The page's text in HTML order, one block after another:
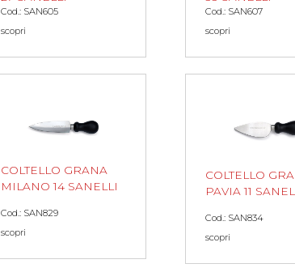
Cod.: SAN605
scopri
Cod.: SAN607
scopri
COLTELLO GRANA
MILANO 14 SANELLI
Cod.: SAN829
scopri
COLTELLO
PAVIA 11
Cod.: SAN834
scopri